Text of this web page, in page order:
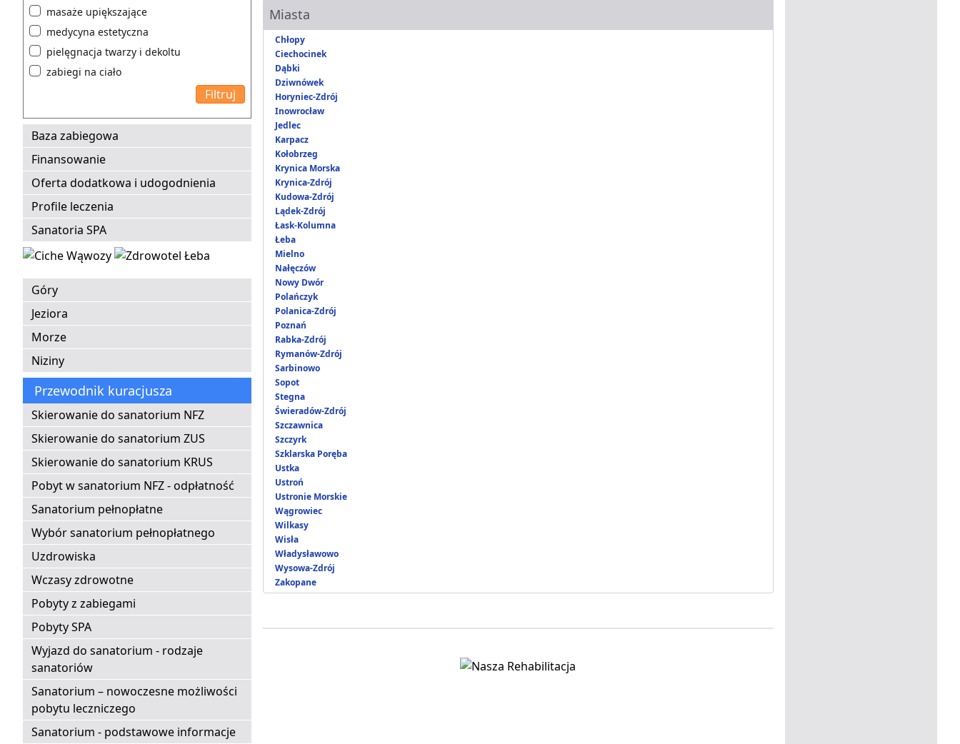
masaże upiększające
medycyna estetyczna
pielęgnacja twarzy i dekoltu
zabiegi na ciało
Baza zabiegowa
Finansowanie
Oferta dodatkowa i udogodnienia
Profile leczenia
Sanatoria SPA
Góry
Jeziora
Morze
Niziny
Przewodnik kuracjusza
Skierowanie do sanatorium NFZ
Skierowanie do sanatorium ZUS
Skierowanie do sanatorium KRUS
Pobyt w sanatorium NFZ - odpłatność
Sanatorium pełnopłatne
Wybór sanatorium pełnopłatnego
Uzdrowiska
Wczasy zdrowotne
Pobyty z zabiegami
Pobyty SPA
Wyjazd do sanatorium - rodzaje
sanatoriów
Sanatorium – nowoczesne możliwości
pobytu leczniczego
Sanatorium - podstawowe informacje
Miasta
Chłopy
Ciechocinek
Dąbki
Dziwnówek
Horyniec-Zdrój
Inowrocław
Jedlec
Karpacz
Kołobrzeg
Krynica Morska
Krynica-Zdrój
Kudowa-Zdrój
Lądek-Zdrój
Łask-Kolumna
Łeba
Mielno
Nałęczów
Nowy Dwór
Polańczyk
Polanica-Zdrój
Poznań
Rabka-Zdrój
Rymanów-Zdrój
Sarbinowo
Sopot
Stegna
Świeradów-Zdrój
Szczawnica
Szczyrk
Szklarska Poręba
Ustka
Ustroń
Ustronie Morskie
Wągrowiec
Wilkasy
Wisła
Władysławowo
Wysowa-Zdrój
Zakopane